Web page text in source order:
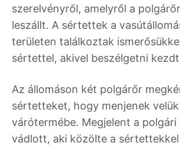
szerelvényről, amelyről a
leszállt. A sértettek a
területen találkoztak
sértettel, akivel beszélgetni
Az állomáson két polgárőr
sértetteket, hogy menjenek
várótermébe. Megjelent a polgári
vádlott, aki közölte a